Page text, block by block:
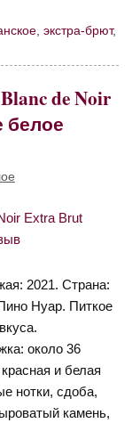
,экстра-брют,
de Noir
белое
2021. Страна:
Нуар. Питкое
около 36
и белая
нотки, сдоба,
камень,